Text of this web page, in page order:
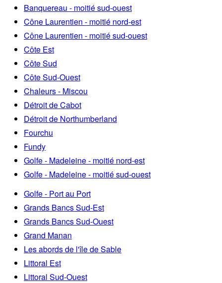
Banquereau - moitié sud-ouest
Cône Laurentien - moitié nord-est
Cône Laurentien - moitié sud-ouest
Côte Est
Côte Sud
Côte Sud-Ouest
Chaleurs - Miscou
Détroit de Cabot
Détroit de Northumberland
Fourchu
Fundy
Golfe - Madeleine - moitié nord-est
Golfe - Madeleine - moitié sud-ouest
Golfe - Port au Port
Grands Bancs Sud-Est
Grands Bancs Sud-Ouest
Grand Manan
Les abords de l'île de Sable
Littoral Est
Littoral Sud-Ouest